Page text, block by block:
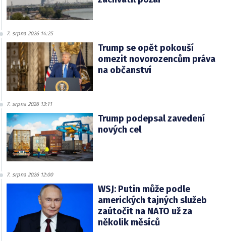
7. srpna 2026 14:25
Trump se opět pokouší
omezit novorozencům práva
na občanství
7. srpna 2026 13:11
Trump podepsal zavedení
nových cel
7. srpna 2026 12:00
WSJ: Putin může podle
amerických tajných služeb
zaútočit na NATO už za
několik měsíců